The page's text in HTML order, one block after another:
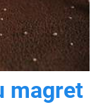
magret